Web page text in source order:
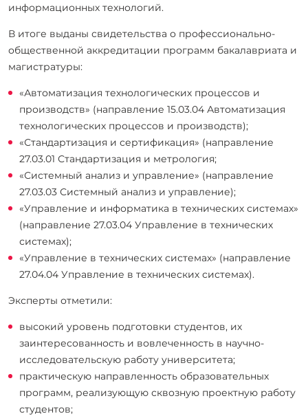
информационных технологий.
В итоге выданы свидетельства о профессионально-
общественной аккредитации программ бакалавриата и
магистратуры:
«Автоматизация технологических процессов и
производств» (направление 15.03.04 Автоматизация
технологических процессов и производств);
«Стандартизация и сертификация» (направление
27.03.01 Стандартизация и метрология;
«Системный анализ и управление» (направление
27.03.03 Системный анализ и управление);
«Управление и информатика в технических системах»
(направление 27.03.04 Управление в технических
системах);
«Управление в технических системах» (направление
27.04.04 Управление в технических системах).
Эксперты отметили:
высокий уровень подготовки студентов, их
заинтересованность и вовлеченность в научно-
исследовательскую работу университета;
практическую направленность образовательных
программ, реализующую сквозную проектную работу
студентов;